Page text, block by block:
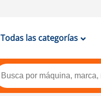
Todas las categorías